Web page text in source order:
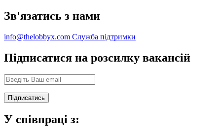
Зв'язатись з нами
info@thelobbyx.com Служба підтримки
Підписатися на розсилку вакансій
У співпраці з: